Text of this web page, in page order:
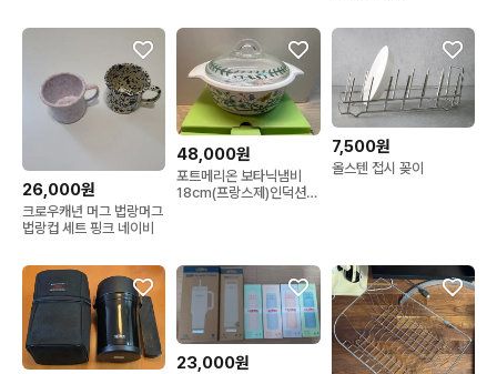
26,000원
크로우캐년 머그 법랑머그
법랑컵 세트 핑크 네이비
48,000원
포트메리온 보타닉냄비
18cm(프랑스제)인덕션
7,500원
올스텐 접시 꽂이
23,000원